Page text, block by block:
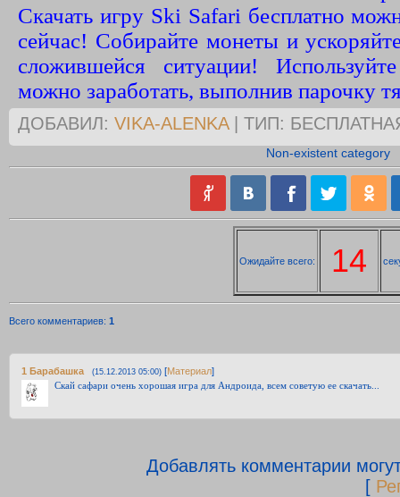
Скачать игру Ski Safari бесплатно
сейчас! Собирайте монеты и
сложившейся ситуации!
можно заработать, выполнив парочку
ДОБАВИЛ: VIKA-ALENKA| ТИП:
Non-existent category
Ожидайте всего: 13
Всего комментариев: 1
1 Барабашка (15.12.2013 05:00) [Материал]
Скай сафари очень хорошая игра для Андроида, всем советую ее скачать...
Добавлять комментарии
[